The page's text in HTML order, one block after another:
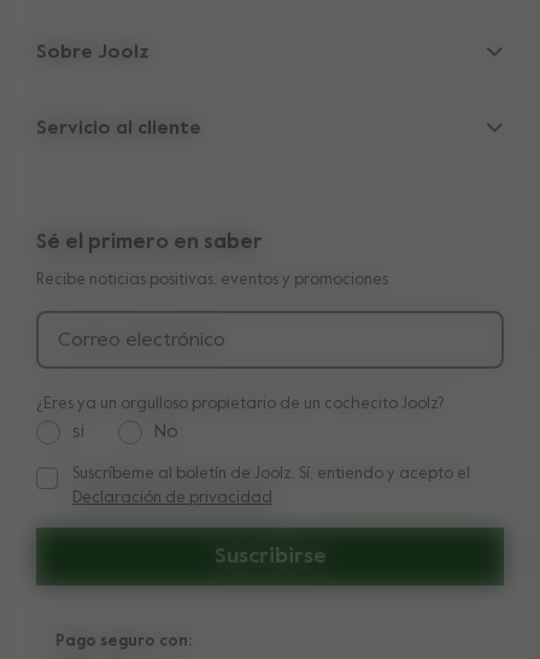
Accesorios
Piezas de repuesto
Sobre Joolz
Información de la empresa
Shop the look
Press
Servicio al cliente
Manuales
Entrega y pago
Devolución
Sé el primero en saber
Recibe noticias positivas, eventos y promociones
Correo electrónico
Suscribirse
¿Eres ya un orgulloso propietario de un cochecito Joolz?
si No
Suscríbeme al boletín de Joolz. Sí, entiendo y acepto el
Suscríbeme al boletín de Joolz. Sí, entiendo y acepto el
Declaración de privacidad
Pago seguro con: